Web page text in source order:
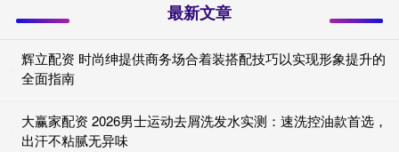
最新文章
辉立配资 时尚绅提供商务场合着装搭配技巧以实现形象提升的
全面指南
大赢家配资 2026男士运动去屑洗发水实测：速洗控油款首选，
出汗不粘腻无异味